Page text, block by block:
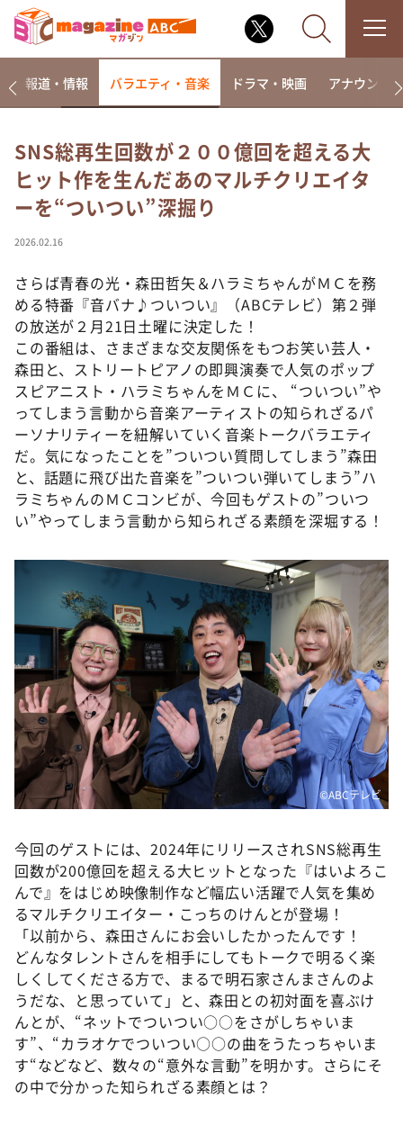
なるみ・岡村の過ぎるTV
相席食堂
これ余談なんですけど・・・
て真剣です
探偵！ナイトスクープ
news おかえり
河合＆A.B.C-Z塚田×福井アナ「なんでやねん！？」
（news おかえり）
DAIGOも台所 ～きょうの献立 何にする？～
本日はダイアンなり！シーズン２
朝だ！生です旅サラダ
教えて！ニュースライブ 正義のミカタ
ＬＩＦＥ～夢のカタチ～
新婚さんいらっしゃい！
ポツンと一軒家
ザキ山小屋本館
ぺこぱのまるスポ
アナ回覧板
報道・情報 バラエティ・音楽 ドラマ・映画 アナウンサー
SNS総再生回数が２００億回を超える大
ヒット作を生んだあのマルチクリエイタ
ーを“ついつい”深掘り
2026.02.16
さらば青春の光・森田哲矢＆ハラミちゃんがＭＣを務
める特番『音バナ♪ついつい』（ABCテレビ）第２弾
の放送が２月21日土曜に決定した！
この番組は、さまざまな交友関係をもつお笑い芸人・
森田と、ストリートピアノの即興演奏で人気のポップ
スピアニスト・ハラミちゃんをＭＣに、 “ついつい”や
ってしまう言動から音楽アーティストの知られざるパ
ーソナリティーを紐解いていく音楽トークバラエティ
だ。気になったことを”ついつい質問してしまう”森田
と、話題に飛び出た音楽を”ついつい弾いてしまう”ハ
ラミちゃんのＭＣコンビが、今回もゲストの”ついつ
い”やってしまう言動から知られざる素顔を深堀する！
©️ABCテレビ
今回のゲストには、2024年にリリースされSNS総再生
回数が200億回を超える大ヒットとなった『はいよろこ
んで』をはじめ映像制作など幅広い活躍で人気を集め
るマルチクリエイター・こっちのけんとが登場！
「以前から、森田さんにお会いしたかったんです！
どんなタレントさんを相手にしてもトークで明るく楽
しくしてくださる方で、まるで明石家さんまさんのよ
うだな、と思っていて」と、森田との初対面を喜ぶけ
んとが、“ネットでついつい○○をさがしちゃいま
す”、“カラオケでついつい○○の曲をうたっちゃいま
す“などなど、数々の“意外な言動”を明かす。さらにそ
の中で分かった知られざる素顔とは？